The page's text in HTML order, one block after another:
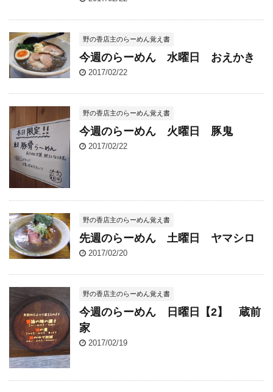
野の香店主のらーめん覚え書
今週のらーめん 水曜日 おえかき
2017/02/22
野の香店主のらーめん覚え書
今週のらーめん 火曜日 豚鬼
2017/02/22
野の香店主のらーめん覚え書
先週のらーめん 土曜日 ヤマシロ
2017/02/20
野の香店主のらーめん覚え書
今週のらーめん 日曜日【2】 蔵前
家
2017/02/19